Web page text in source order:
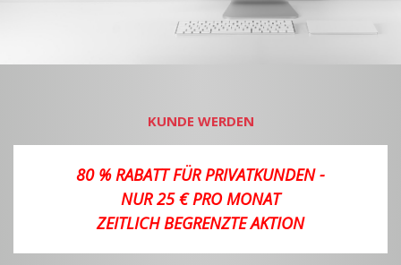
KUNDE WERDEN
80 % RABATT FÜR PRIVATKUNDEN -
NUR 25 € PRO MONAT
ZEITLICH BEGRENZTE AKTION